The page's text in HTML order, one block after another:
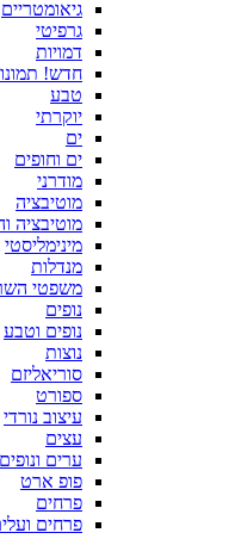
גיאומטריים
גרפיטי
דמויות
חדש!
טבע
יוקרתי
ים
ים וחופים
מודרני
מוטיבציה
מוטיבציה
מינימליסטי
מנדלות
משפטי
נופים
נופים וטבע
נוצות
סוריאליזם
ספורט
עיצוב נורדי
עצים
ערים
פופ ארט
פרחים
פרחים